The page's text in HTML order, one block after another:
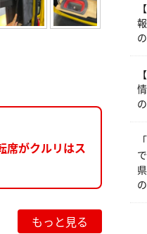
席がクルリはス
もっと見る